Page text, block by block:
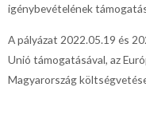
igénybevételének
A pályázat 2022.05.19 és
Unió támogatásával, az
Magyarország